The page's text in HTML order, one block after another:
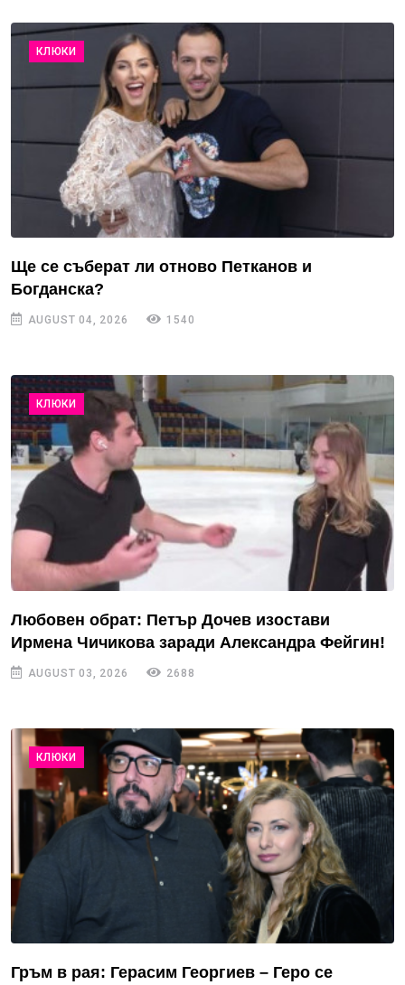
КЛЮКИ
Ще се съберат ли отново Петканов и
Богданска?
AUGUST 04, 2026 1540
КЛЮКИ
Любовен обрат: Петър Дочев изостави
Ирмена Чичикова заради Александра Фейгин!
AUGUST 03, 2026 2688
КЛЮКИ
Гръм в рая: Герасим Георгиев – Геро се